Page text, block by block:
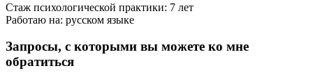
Стаж психологической практики: 7 лет
Работаю на: русском языке
Запросы, с которыми вы можете ко мне
обратиться